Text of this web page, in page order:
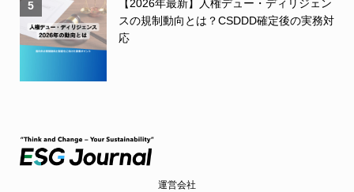
5
【2026年最新】人権デュー・ディリジェン
スの規制動向とは？CSDDD確定後の実務対
応
運営会社